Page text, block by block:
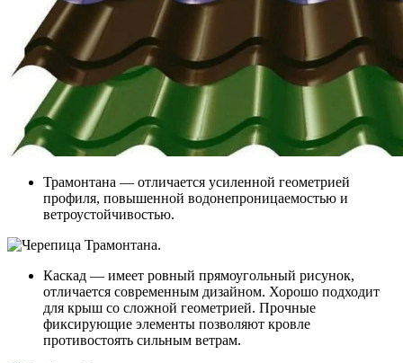
Трамонтана — отличается усиленной геометрией
профиля, повышенной водонепроницаемостью и
ветроустойчивостью.
Каскад — имеет ровный прямоугольный рисунок,
отличается современным дизайном. Хорошо подходит
для крыш со сложной геометрией. Прочные
фиксирующие элементы позволяют кровле
противостоять сильным ветрам.